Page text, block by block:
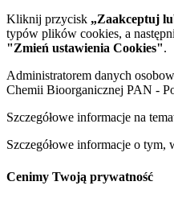
Kliknij przycisk „Zaakceptuj
typów plików cookies, a
"Zmień ustawienia Cookies".
Administratorem danych
Chemii Bioorganicznej PAN -
Szczegółowe informacje na
Szczegółowe informacje o
Cenimy Twoją prywatność